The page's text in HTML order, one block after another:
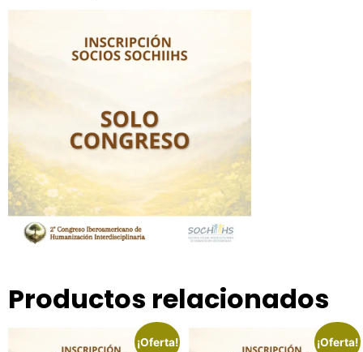
Productos relacionados
¡Oferta! ¡Oferta!